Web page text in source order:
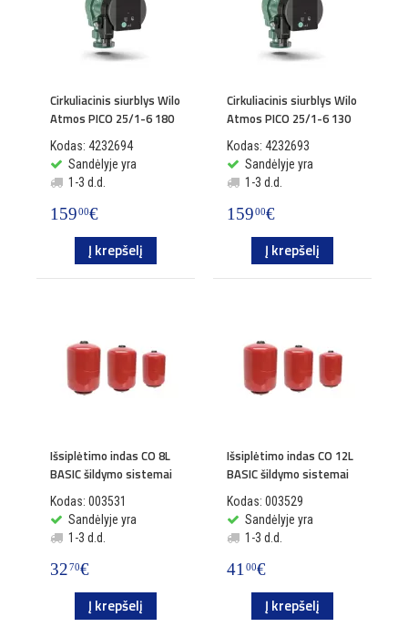
Cirkuliacinis siurblys Wilo
Atmos PICO 25/1-6 180
Kodas: 4232694
Sandėlyje yra
1-3 d.d.
15900€
Į krepšelį
Cirkuliacinis siurblys Wilo
Atmos PICO 25/1-6 130
Kodas: 4232693
Sandėlyje yra
1-3 d.d.
15900€
Į krepšelį
Išsiplėtimo indas CO 8L
BASIC šildymo sistemai
Kodas: 003531
Sandėlyje yra
1-3 d.d.
3270€
Į krepšelį
Išsiplėtimo indas CO 12L
BASIC šildymo sistemai
Kodas: 003529
Sandėlyje yra
1-3 d.d.
4100€
Į krepšelį